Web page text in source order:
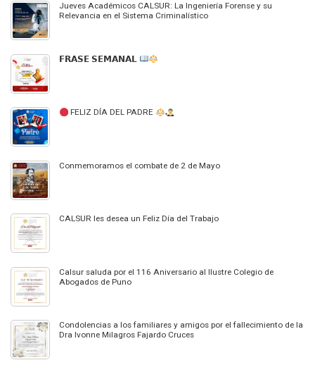
Jueves Académicos CALSUR: La Ingeniería Forense y su
Relevancia en el Sistema Criminalístico
𝗙𝗥𝗔𝗦𝗘 𝗦𝗘𝗠𝗔𝗡𝗔𝗟
FELIZ DÍA DEL PADRE
Conmemoramos el combate de 2 de Mayo
CALSUR les desea un Feliz Día del Trabajo
Calsur saluda por el 116 Aniversario al Ilustre Colegio de
Abogados de Puno
Condolencias a los familiares y amigos por el fallecimiento de la
Dra Ivonne Milagros Fajardo Cruces